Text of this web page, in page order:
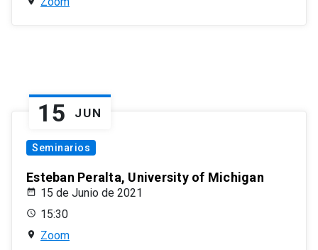
15 JUN
Seminarios
Esteban Peralta, University of Michigan
15 de Junio de 2021
15:30
Zoom